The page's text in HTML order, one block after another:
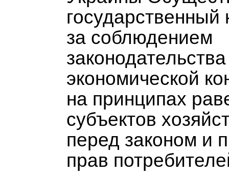
государственный
за соблюдением
экономической
на принципах
субъектов
перед законом и
прав